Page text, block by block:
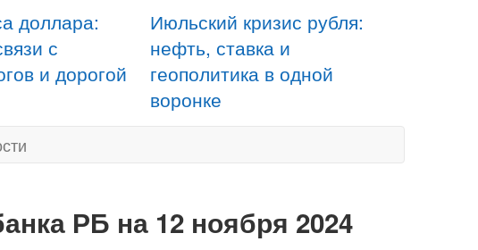
доллара:
с
и дорогой
Июльский кризис рубля:
нефть, ставка и
геополитика в одной
воронке
РБ на 12 ноября 2024